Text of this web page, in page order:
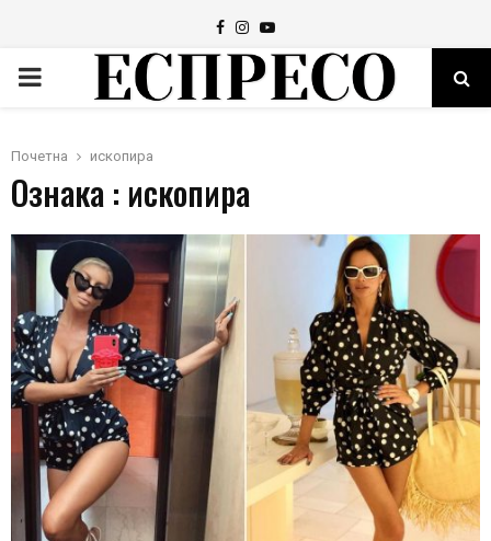
Facebook
Instagram
Youtube
PRIMARY
Почетна ископира
Ознака : ископира